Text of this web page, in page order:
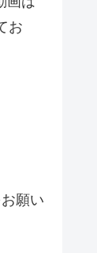
お
願い